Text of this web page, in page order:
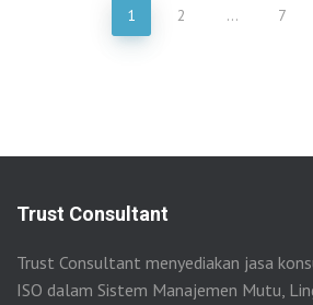
1 2 … 7
Trust Consultant
Trust Consultant menyediakan jasa
ISO dalam Sistem Manajemen Mutu,